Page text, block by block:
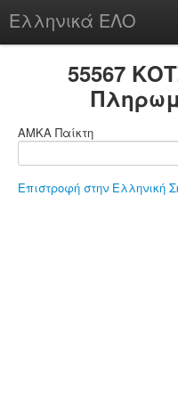
Ελληνικά ΕΛΟ
chesstu.be @ discord
55567
ΑΜΚΑ Παίκτη
Επιστροφή στην Ελληνική